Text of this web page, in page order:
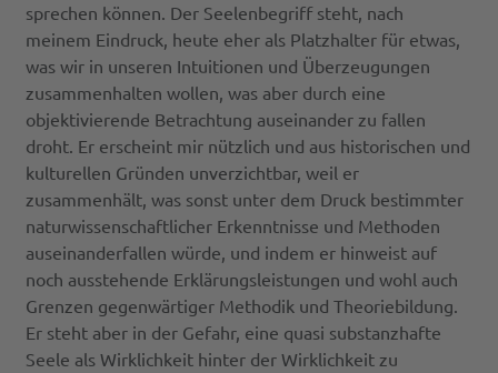
sprechen können. Der Seelenbegriff steht, nach
meinem Eindruck, heute eher als Platzhalter für etwas,
was wir in unseren Intuitionen und Überzeugungen
zusammenhalten wollen, was aber durch eine
objektivierende Betrachtung auseinander zu fallen
droht. Er erscheint mir nützlich und aus historischen und
kulturellen Gründen unverzichtbar, weil er
zusammenhält, was sonst unter dem Druck bestimmter
naturwissenschaftlicher Erkenntnisse und Methoden
auseinanderfallen würde, und indem er hinweist auf
noch ausstehende Erklärungsleistungen und wohl auch
Grenzen gegenwärtiger Methodik und Theoriebildung.
Er steht aber in der Gefahr, eine quasi substanzhafte
Seele als Wirklichkeit hinter der Wirklichkeit zu